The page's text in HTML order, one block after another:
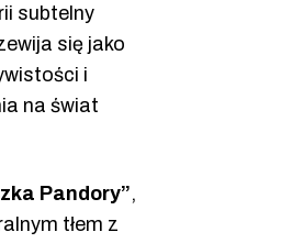
subtelny
się jako
i
na świat
Pandory”,
tłem z